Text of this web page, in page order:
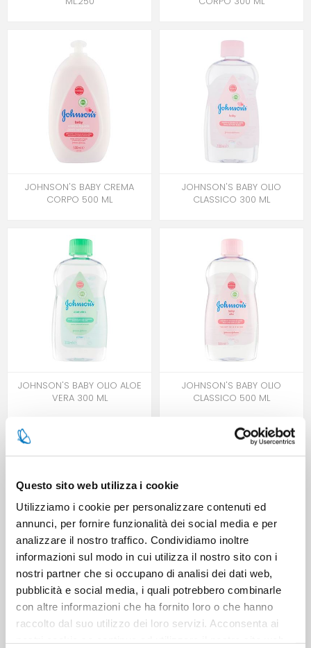
Questo sito web utilizza i cookie
Utilizziamo i cookie per personalizzare contenuti ed
annunci, per fornire funzionalità dei social media e per
analizzare il nostro traffico. Condividiamo inoltre
informazioni sul modo in cui utilizza il nostro sito con i
nostri partner che si occupano di analisi dei dati web,
pubblicità e social media, i quali potrebbero combinarle
con altre informazioni che ha fornito loro o che hanno
raccolto dal suo utilizzo dei loro servizi. Acconsenta ai
JOHNSON'S BABY CREMA
CORPO 500 ML
JOHNSON'S BABY OLIO
CLASSICO 300 ML
JOHNSON'S BABY OLIO ALOE
VERA 300 ML
JOHNSON'S BABY OLIO
CLASSICO 500 ML
JOHNSON'S BABY SHAMPOO
ML 300
JOHNSON'S BABY SHAMPOO
ML 500